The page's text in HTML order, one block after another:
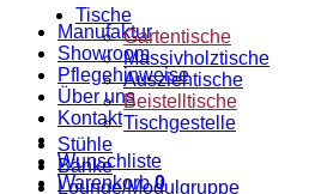
Manufaktur
Showroom
Pflegehinweise
Über uns
Kontakt
Wunschliste
Warenkorb0
Tische
Gartentische
Massivholztische
Ausziehtische
Beistelltische
Tischgestelle
Stühle
Bänke
Lounge/Modulgruppe